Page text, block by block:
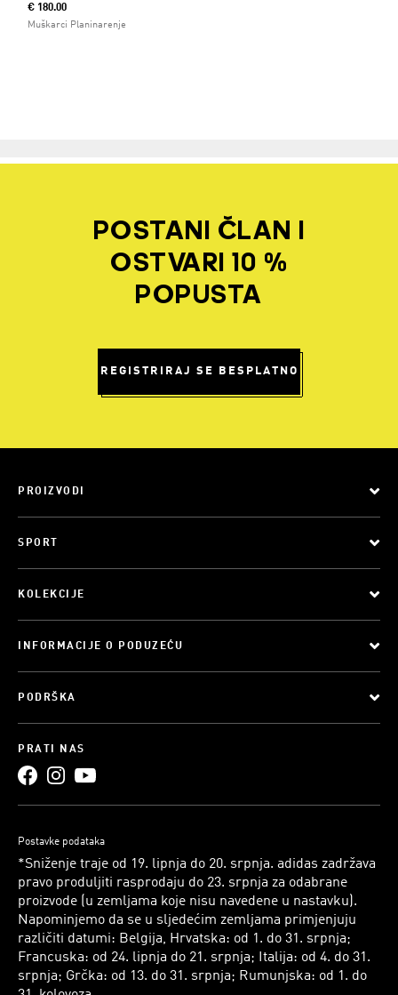
€ 180.00
Muškarci Planinarenje
POSTANI ČLAN I
OSTVARI 10 %
POPUSTA
REGISTRIRAJ SE BESPLATNO
PROIZVODI
SPORT
KOLEKCIJE
INFORMACIJE O PODUZEĆU
PODRŠKA
PRATI NAS
Postavke podataka
*Sniženje traje od 19. lipnja do 20. srpnja. adidas zadržava
pravo produljiti rasprodaju do 23. srpnja za odabrane
proizvode (u zemljama koje nisu navedene u nastavku).
Napominjemo da se u sljedećim zemljama primjenjuju
različiti datumi: Belgija, Hrvatska: od 1. do 31. srpnja;
Francuska: od 24. lipnja do 21. srpnja; Italija: od 4. do 31.
srpnja; Grčka: od 13. do 31. srpnja; Rumunjska: od 1. do